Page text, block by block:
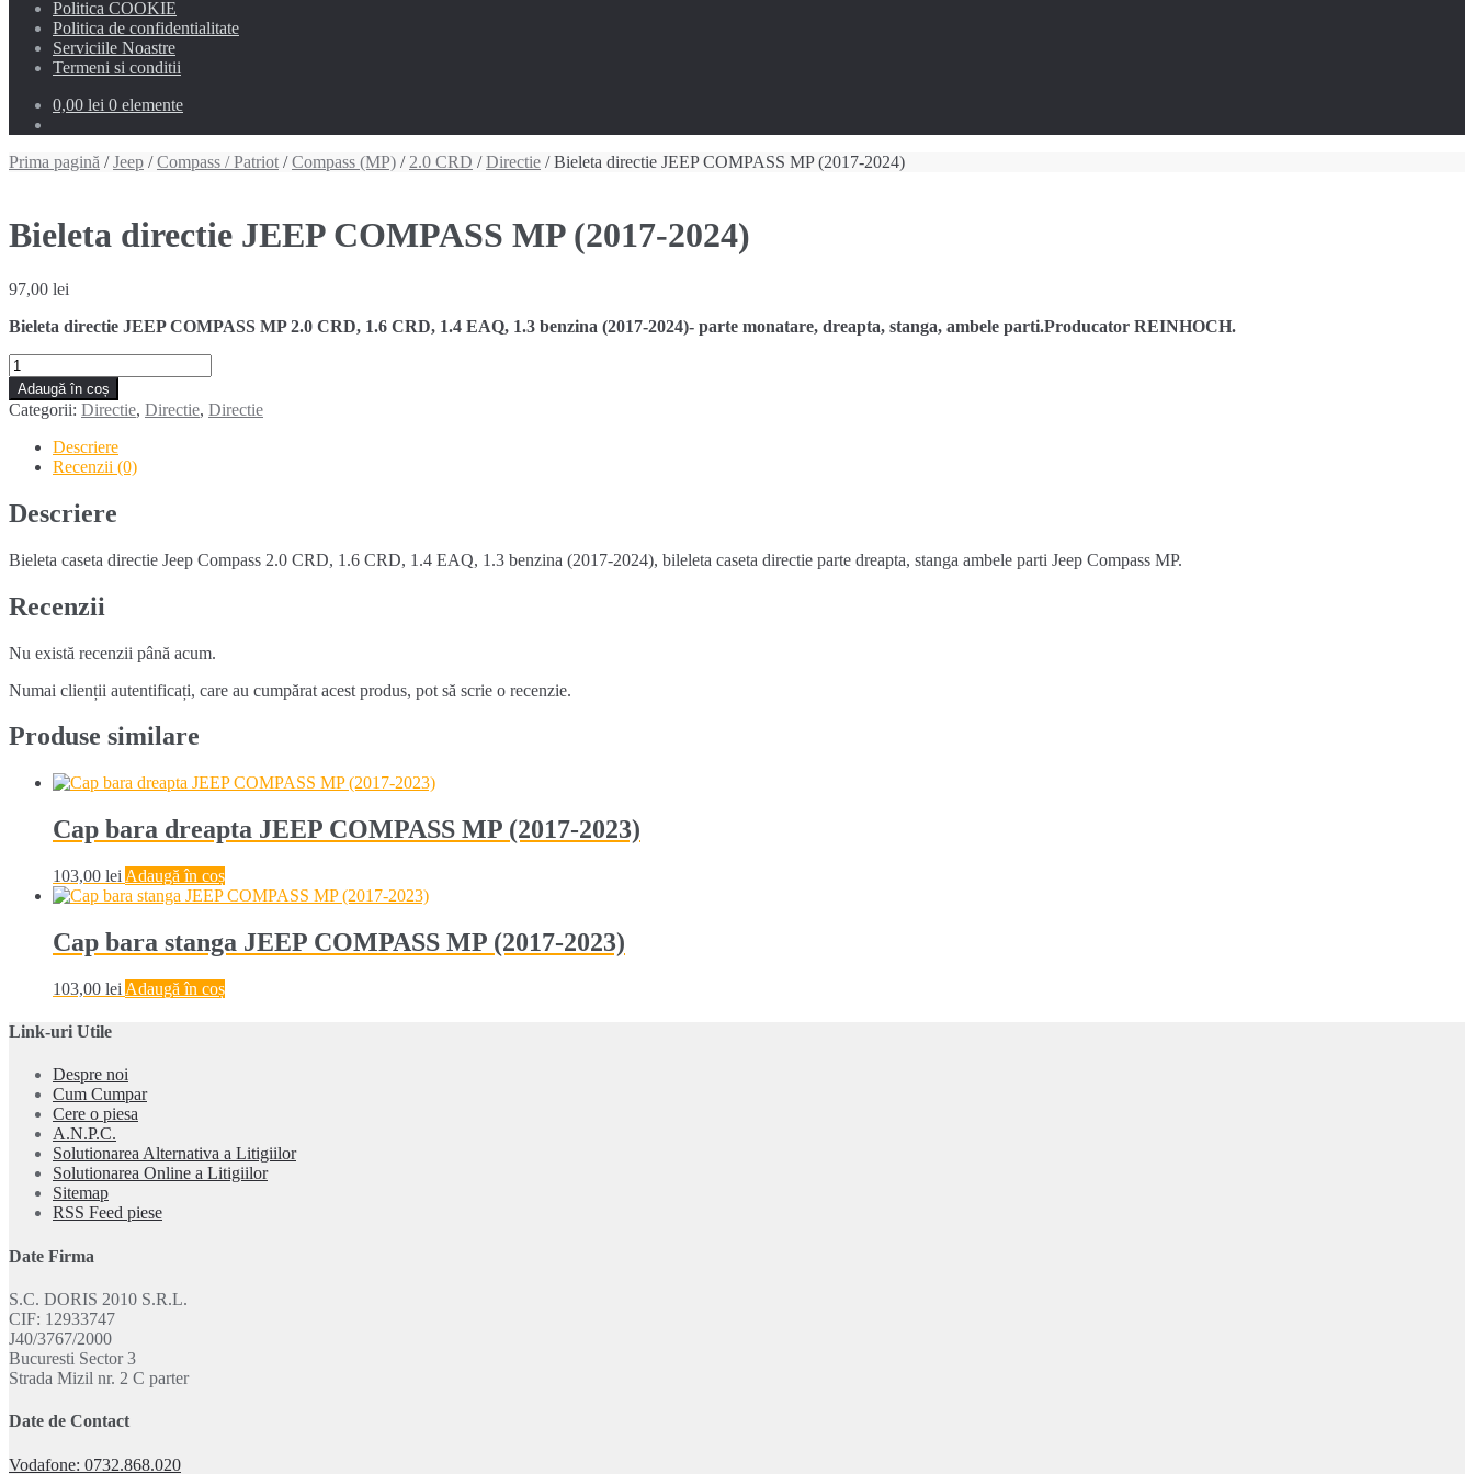
Politica COOKIE
Politica de confidentialitate
Serviciile Noastre
Termeni si conditii
0,00 lei 0 elemente
Prima pagină /Jeep /Compass / Patriot /Compass (MP) / 2.0 CRD /Directie / Bieleta directie JEEP COMPASS MP (2017-2024)
Bieleta directie JEEP COMPASS MP (2017-2024)
97,00 lei
Bieleta directie JEEP COMPASS MP 2.0 CRD, 1.6 CRD, 1.4 EAQ, 1.3 benzina (2017-2024)- parte monatare, dreapta, stanga, ambele parti.Producator REINHOCH.
Cantitate
Bieleta
directie
JEEP
COMPASS
(2017-
2024)
Adaugă în coș
Categorii: Directie, Directie, Directie
Descriere
Recenzii (0)
Descriere
Bieleta caseta directie Jeep Compass 2.0 CRD, 1.6 CRD, 1.4 EAQ, 1.3 benzina (2017-2024), bileleta caseta directie parte dreapta, stanga ambele parti Jeep Compass MP.
Recenzii
Nu există recenzii până acum.
Numai clienții autentificați, care au cumpărat acest produs, pot să scrie o recenzie.
Produse similare
Cap bara dreapta JEEP COMPASS MP (2017-2023)
103,00 lei Adaugă în coș
Cap bara stanga JEEP COMPASS MP (2017-2023)
103,00 lei Adaugă în coș
Link-uri Utile
Despre noi
Cum Cumpar
Cere o piesa
A.N.P.C.
Solutionarea Alternativa a Litigiilor
Solutionarea Online a Litigiilor
Sitemap
RSS Feed piese
Date Firma
S.C. DORIS 2010 S.R.L.
CIF: 12933747
J40/3767/2000
Bucuresti Sector 3
Strada Mizil nr. 2 C parter
Date de Contact
Vodafone: 0732.868.020